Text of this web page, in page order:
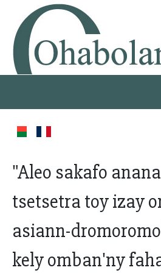
"Aleo sakafo
tsetsetra toy izay
asiann-
kely omban'ny